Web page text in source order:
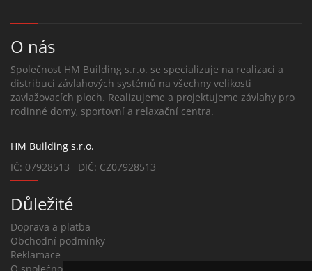
O nás
Společnost HM Building s.r.o. se specializuje na realizaci a
distribuci závlahových systémů na všechny velikosti
zavlažovacích ploch. Realizujeme a projektujeme závlahy pro
rodinné domy, sportovní a relaxační centra.
HM Building s.r.o.
IČ: 07928513 DIČ: CZ07928513
Důležité
Doprava a platba
Obchodní podmínky
Reklamace
O společnosti